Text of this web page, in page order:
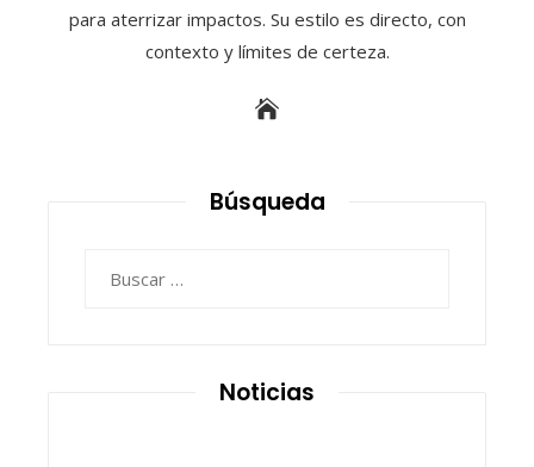
para aterrizar impactos. Su estilo es directo, con
contexto y límites de certeza.
Búsqueda
Noticias